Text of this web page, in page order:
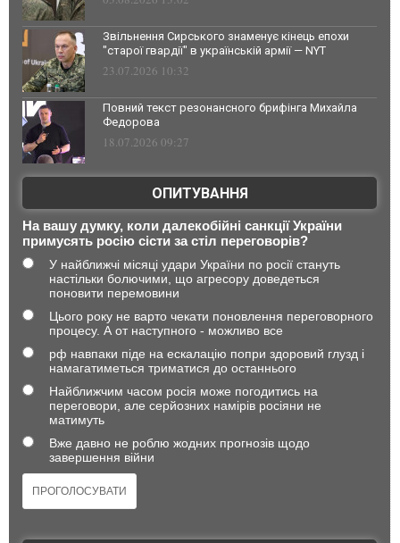
Звільнення Сирського знаменує кінець епохи
"старої гвардії" в українській армії — NYT
23.07.2026 10:32
Повний текст резонансного брифінга Михайла
Федорова
18.07.2026 09:27
ОПИТУВАННЯ
На вашу думку, коли далекобійні санкції України
примусять росію сісти за стіл переговорів?
У найближчі місяці удари України по росії стануть
настільки болючими, що агресору доведеться
поновити перемовини
Цього року не варто чекати поновлення переговорного
процесу. А от наступного - можливо все
рф навпаки піде на ескалацію попри здоровий глузд і
намагатиметься триматися до останнього
Найближчим часом росія може погодитись на
переговори, але серйозних намірів росіяни не
матимуть
Вже давно не роблю жодних прогнозів щодо
завершення війни